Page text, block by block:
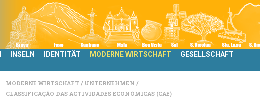
INSELN IDENTITÄT MODERNE WIRTSCHAFT
GESELLSCHAFT
MODERNE WIRTSCHAFT
UNTERNEHMEN
CLASSIFICAÇÃO DAS ACTIVIDADES ECONÓMICAS (CAE)